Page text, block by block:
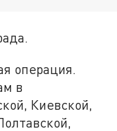
операция.
в
Киевской,